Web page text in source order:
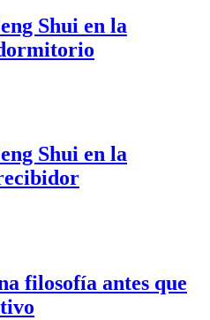
Shui en la
Shui en la
filosofía antes que